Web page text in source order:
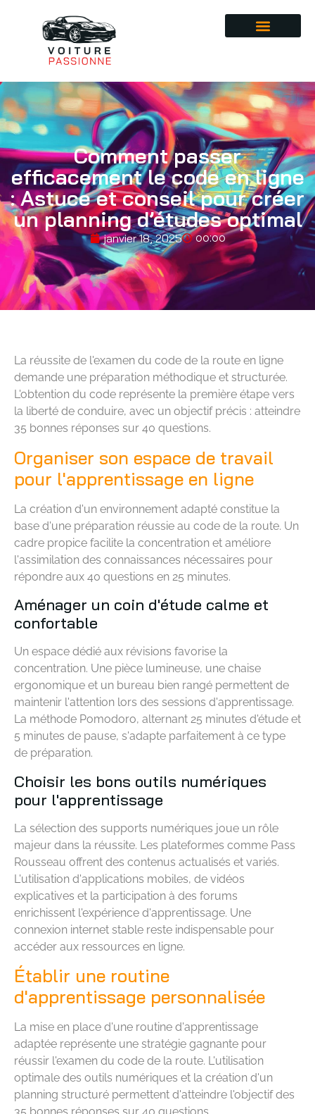
Comment passer
efficacement le code en ligne
: Astuce et conseil pour créer
un planning d’études optimal
janvier 18, 2025 00:00
La réussite de l'examen du code de la route en ligne
demande une préparation méthodique et structurée.
L'obtention du code représente la première étape vers
la liberté de conduire, avec un objectif précis : atteindre
35 bonnes réponses sur 40 questions.
Organiser son espace de travail
pour l'apprentissage en ligne
La création d'un environnement adapté constitue la
base d'une préparation réussie au code de la route. Un
cadre propice facilite la concentration et améliore
l'assimilation des connaissances nécessaires pour
répondre aux 40 questions en 25 minutes.
Aménager un coin d'étude calme et
confortable
Un espace dédié aux révisions favorise la
concentration. Une pièce lumineuse, une chaise
ergonomique et un bureau bien rangé permettent de
maintenir l'attention lors des sessions d'apprentissage.
La méthode Pomodoro, alternant 25 minutes d'étude et
5 minutes de pause, s'adapte parfaitement à ce type
de préparation.
Choisir les bons outils numériques
pour l'apprentissage
La sélection des supports numériques joue un rôle
majeur dans la réussite. Les plateformes comme Pass
Rousseau offrent des contenus actualisés et variés.
L'utilisation d'applications mobiles, de vidéos
explicatives et la participation à des forums
enrichissent l'expérience d'apprentissage. Une
connexion internet stable reste indispensable pour
accéder aux ressources en ligne.
Établir une routine
d'apprentissage personnalisée
La mise en place d'une routine d'apprentissage
adaptée représente une stratégie gagnante pour
réussir l'examen du code de la route. L'utilisation
optimale des outils numériques et la création d'un
planning structuré permettent d'atteindre l'objectif des